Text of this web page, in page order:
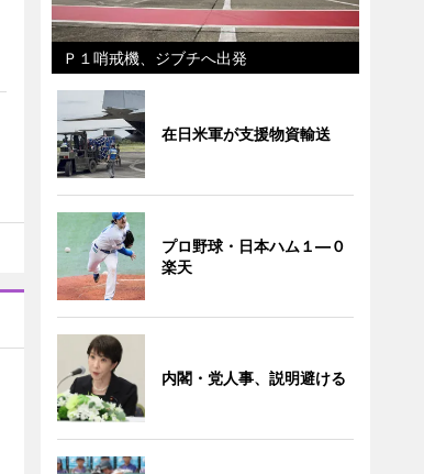
Ｐ１哨戒機、ジブチへ出発
在日米軍が支援物資輸送
プロ野球・日本ハム１―０
楽天
内閣・党人事、説明避ける